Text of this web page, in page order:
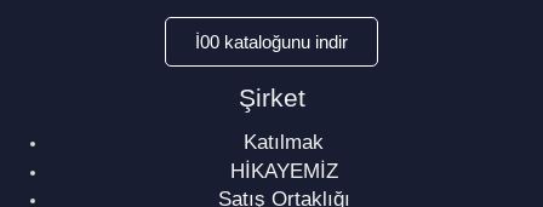
İ00 kataloğunu indir
Şirket
Katılmak
HİKAYEMİZ
Satış Ortaklığı